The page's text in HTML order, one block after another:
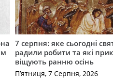
7 серпня: яке сьогодні
радили робити та які
віщують ранню осінь
П’ятниця, 7 Серпня, 2026